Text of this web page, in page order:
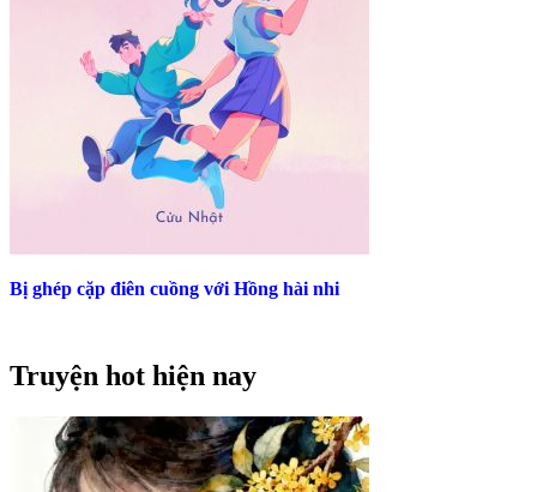
Bị ghép cặp điên cuồng với Hồng hài nhi
Truyện hot hiện nay